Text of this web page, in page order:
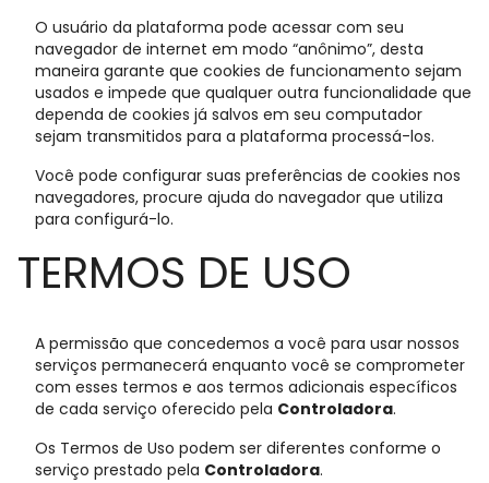
O usuário da plataforma pode acessar com seu
navegador de internet em modo “anônimo”, desta
maneira garante que cookies de funcionamento sejam
usados e impede que qualquer outra funcionalidade que
dependa de cookies já salvos em seu computador
sejam transmitidos para a plataforma processá-los.
Você pode configurar suas preferências de cookies nos
navegadores, procure ajuda do navegador que utiliza
para configurá-lo.
TERMOS DE USO
A permissão que concedemos a você para usar nossos
serviços permanecerá enquanto você se comprometer
com esses termos e aos termos adicionais específicos
de cada serviço oferecido pela Controladora.
Os Termos de Uso podem ser diferentes conforme o
serviço prestado pela Controladora.